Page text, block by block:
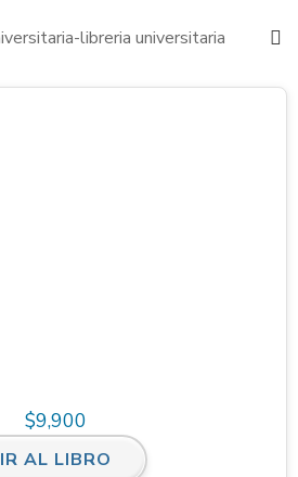
$9,900
IR AL LIBRO